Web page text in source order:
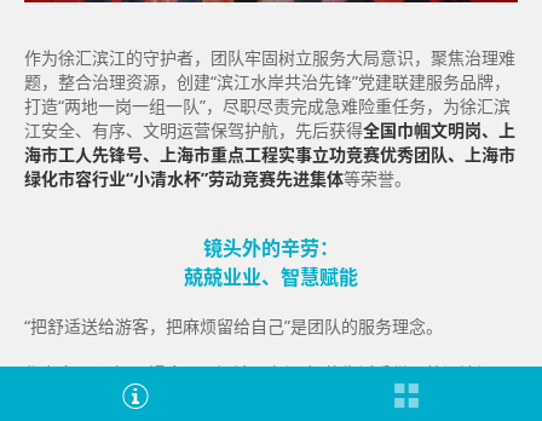
作为徐汇滨江的守护者，团队牢固树立服务大局意识，聚焦治理难
题，整合治理资源，创建“滨江水岸共治先锋”党建联建服务品牌，
打造“两地一岗一组一队”，尽职尽责完成急难险重任务，为徐汇滨
江安全、有序、文明运营保驾护航，先后获得全国巾帼文明岗、上
海市工人先锋号、上海市重点工程实事立功竞赛优秀团队、上海市
绿化市容行业“小清水杯”劳动竞赛先进集体等荣誉。
镜头外的辛劳：
兢兢业业、智慧赋能
“把舒适送给游客，把麻烦留给自己”是团队的服务理念。
作为市民心中“可漫步、可阅读、有温度”的生活秀带，徐汇滨江公
共空间五年间接待游客2300余万人次，数字背后是团队全年无休